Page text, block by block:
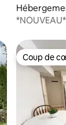
Coup de
Coup de